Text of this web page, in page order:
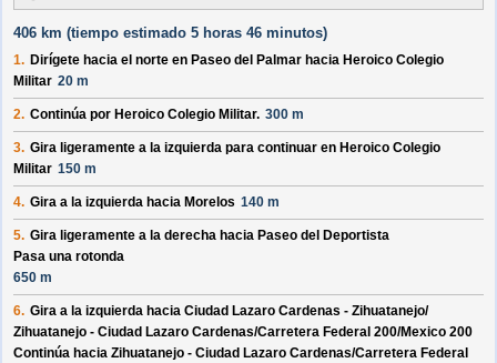
406 km (tiempo estimado 5 horas 46 minutos)
1. Dirígete hacia el norte en Paseo del Palmar hacia Heroico Colegio
Militar 20 m
2. Continúa por Heroico Colegio Militar. 300 m
3. Gira ligeramente a la izquierda para continuar en Heroico Colegio
Militar 150 m
4. Gira a la izquierda hacia Morelos 140 m
5. Gira ligeramente a la derecha hacia Paseo del Deportista
Pasa una rotonda
650 m
6. Gira a la izquierda hacia Ciudad Lazaro Cardenas - Zihuatanejo/
Zihuatanejo - Ciudad Lazaro Cardenas/Carretera Federal 200/Mexico 200
Continúa hacia Zihuatanejo - Ciudad Lazaro Cardenas/Carretera Federal